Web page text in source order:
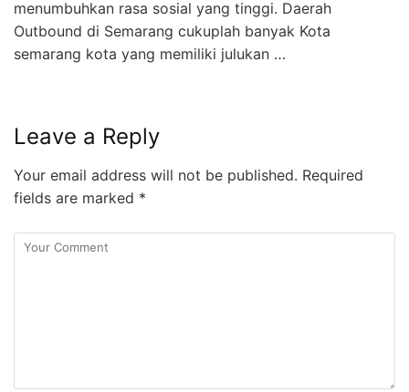
menumbuhkan rasa sosial yang tinggi. Daerah
Outbound di Semarang cukuplah banyak Kota
semarang kota yang memiliki julukan …
Leave a Reply
Your email address will not be published. Required
fields are marked *